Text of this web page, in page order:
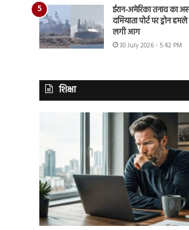
ईरान-अमेरिका तनाव का
दमियाता पोर्ट पर ड्रोन
लगी आग
30 July 2026 - 5:42 PM
शिक्षा